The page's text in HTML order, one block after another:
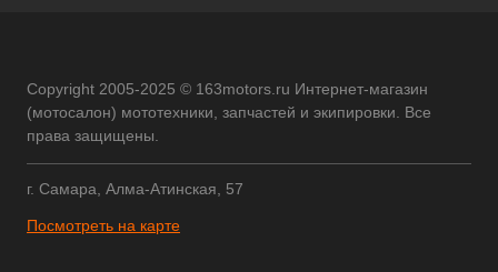
Copyright 2005-2025 © 163motors.ru Интернет-магазин
(мотосалон) мототехники, запчастей и экипировки. Все
права защищены.
г. Самара, Алма-Атинская, 57
Посмотреть на карте